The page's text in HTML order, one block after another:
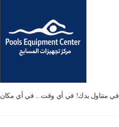
في متناول يدك! في أي وقت .. في أي مكان